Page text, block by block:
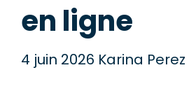
en ligne
4 juin 2026 Karina Perez